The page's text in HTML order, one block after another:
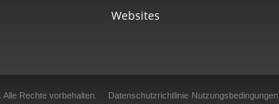
Websites
Alle Rechte vorbehalten. Datenschutzrichtlinie Nutzungsbedingungen